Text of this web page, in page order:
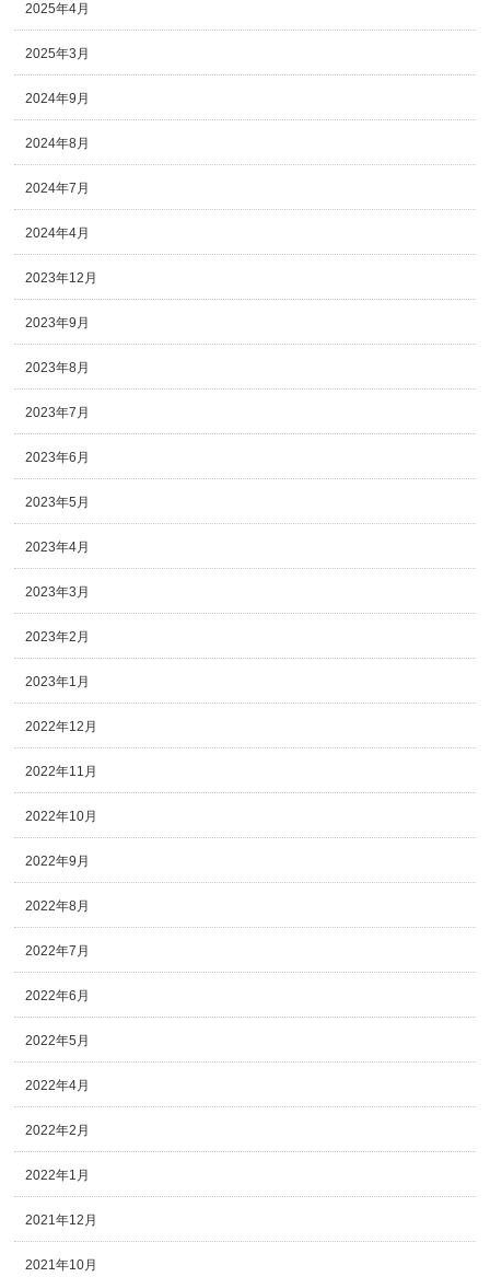
2025年4月
2025年3月
2024年9月
2024年8月
2024年7月
2024年4月
2023年12月
2023年9月
2023年8月
2023年7月
2023年6月
2023年5月
2023年4月
2023年3月
2023年2月
2023年1月
2022年12月
2022年11月
2022年10月
2022年9月
2022年8月
2022年7月
2022年6月
2022年5月
2022年4月
2022年2月
2022年1月
2021年12月
2021年10月